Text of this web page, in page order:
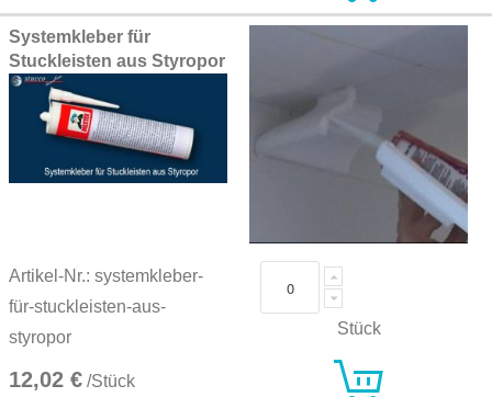
Systemkleber für
Stuckleisten aus Styropor
Artikel-Nr.: systemkleber-
für-stuckleisten-aus-
styropor
12,02 € /Stück
Stück